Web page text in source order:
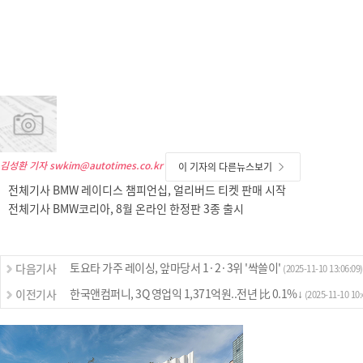
김성환 기자 swkim@autotimes.co.kr 이 기자의 다른뉴스보기
전체기사 BMW 레이디스 챔피언십, 얼리버드 티켓 판매 시작
전체기사 BMW코리아, 8월 온라인 한정판 3종 출시
다음기사 토요타 가주 레이싱, 앞마당서 1·2·3위 '싹쓸이' (2025-11-10 13:06:09)
이전기사 한국앤컴퍼니, 3Q 영업익 1,371억원..전년 比 0.1%↓ (2025-11-10